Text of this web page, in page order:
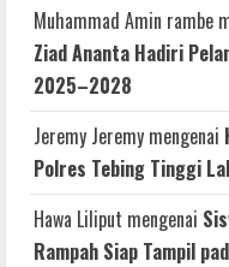
Muhammad Amin rambe
Ziad Ananta Hadiri
2025–2028
Jeremy Jeremy mengenai
Polres Tebing Tinggi
Hawa Liliput mengenai
Rampah Siap Tampil